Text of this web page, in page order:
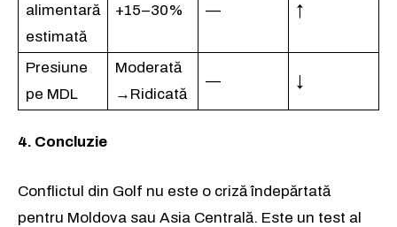
alimentară
estimată
+15–30% — ↑
Presiune
pe MDL
Moderată
→Ridicată
— ↓
4. Concluzie
Conflictul din Golf nu este o criză îndepărtată
pentru Moldova sau Asia Centrală. Este un test al